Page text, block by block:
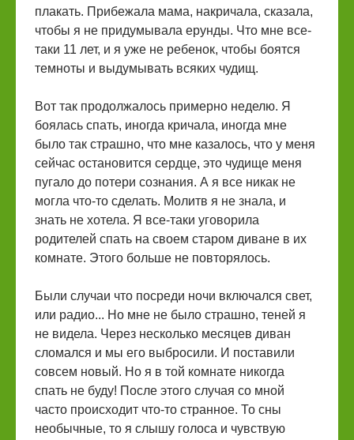
плакать. Прибежала мама, накричала, сказала,
чтобы я не придумывала ерунды. Что мне все-
таки 11 лет, и я уже не ребенок, чтобы боятся
темноты и выдумывать всяких чудищ.
Вот так продолжалось примерно неделю. Я
боялась спать, иногда кричала, иногда мне
было так страшно, что мне казалось, что у меня
сейчас остановится сердце, это чудище меня
пугало до потери сознания. А я все никак не
могла что-то сделать. Молитв я не знала, и
знать не хотела. Я все-таки уговорила
родителей спать на своем старом диване в их
комнате. Этого больше не повторялось.
Были случаи что посреди ночи включался свет,
или радио... Но мне не было страшно, теней я
не видела. Через несколько месяцев диван
сломался и мы его выбросили. И поставили
совсем новый. Но я в той комнате никогда
спать не буду! После этого случая со мной
часто происходит что-то странное. То сны
необычные, то я слышу голоса и чувствую